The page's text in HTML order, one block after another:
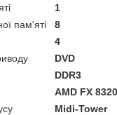
1
пам'яті
8
4
DVD
DDR3
AMD FX
Midi-Tower